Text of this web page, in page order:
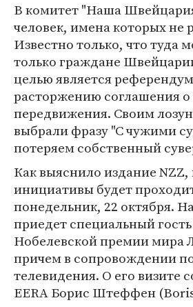
В комитет "Наша
человек, имена которых не
Известно только, что туда
только граждане
целью является
расторжению соглашения о
передвижения. Своим
выбрали фразу "С чужими
потеряем собственный
Как выяснило издание NZZ,
инициативы будет
понедельник, 22 октября.
приедет специальный гость
Нобелевской премии мира
причем в сопровождении
телевидения. О его визите
EERA Борис Штеффен